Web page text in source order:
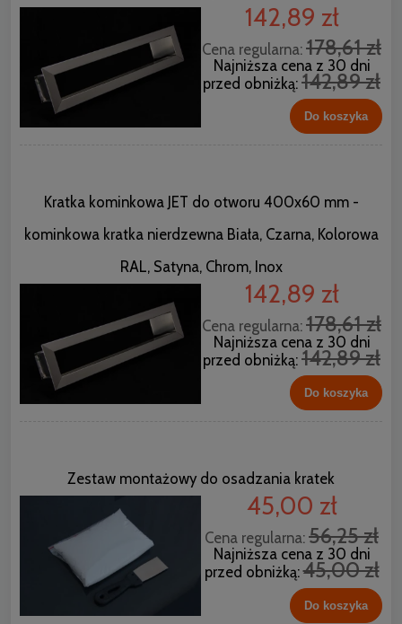
142,89 zł
Cena regularna: 178,61 zł
Najniższa cena z 30 dni
przed obniżką: 142,89 zł
Do koszyka
Kratka kominkowa JET do otworu 400x60 mm -
kominkowa kratka nierdzewna Biała, Czarna, Kolorowa
RAL, Satyna, Chrom, Inox
142,89 zł
Cena regularna: 178,61 zł
Najniższa cena z 30 dni
przed obniżką: 142,89 zł
Do koszyka
Zestaw montażowy do osadzania kratek
45,00 zł
Cena regularna: 56,25 zł
Najniższa cena z 30 dni
przed obniżką:45,00 zł
Do koszyka